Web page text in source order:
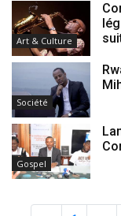
Art & Culture
Société
Gospel